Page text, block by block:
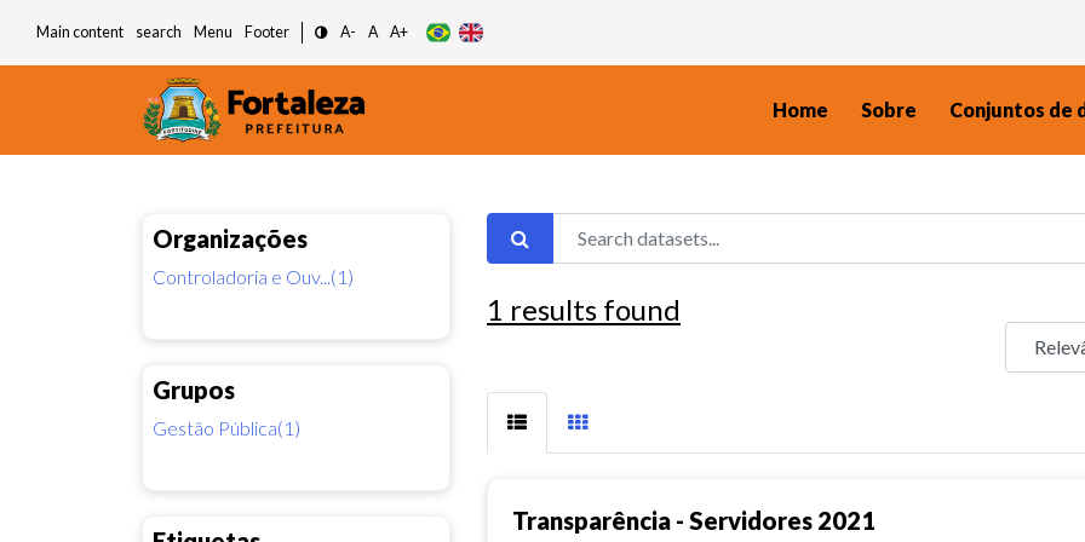
Main content search Menu Footer A- A A+
Home Sobre Conjuntos de
Organizações
Controladoria e Ouv...(1)
Grupos
Gestão Pública(1)
1 results found
Transparência - Servidores 2021